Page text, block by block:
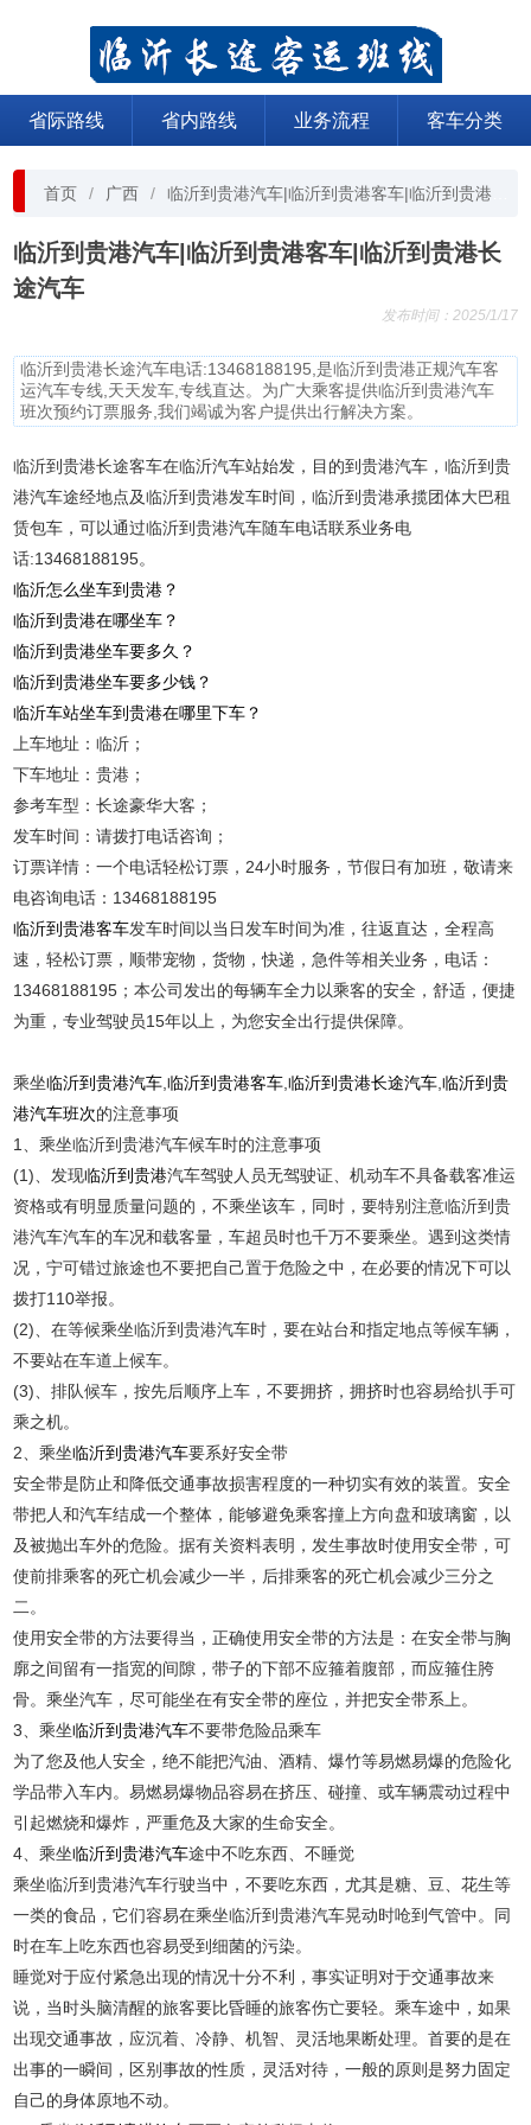
省际路线 省内路线 业务流程 客车分类
首页 广西 临沂到贵港汽车|临沂到贵港客车|临沂到贵港长途汽车
临沂到贵港汽车|临沂到贵港客车|临沂到贵港长
途汽车
发布时间：2025/1/17
临沂到贵港长途汽车电话:13468188195,是临沂到贵港正规汽车客
运汽车专线,天天发车,专线直达。为广大乘客提供临沂到贵港汽车
班次预约订票服务,我们竭诚为客户提供出行解决方案。
临沂到贵港长途客车在临沂汽车站始发，目的到贵港汽车，临沂到贵
港汽车途经地点及临沂到贵港发车时间，临沂到贵港承揽团体大巴租
赁包车，可以通过临沂到贵港汽车随车电话联系业务电
话:13468188195。
临沂怎么坐车到贵港？
临沂到贵港在哪坐车？
临沂到贵港坐车要多久？
临沂到贵港坐车要多少钱？
临沂车站坐车到贵港在哪里下车？
上车地址：临沂；
下车地址：贵港；
参考车型：长途豪华大客；
发车时间：请拨打电话咨询；
订票详情：一个电话轻松订票，24小时服务，节假日有加班，敬请来
电咨询电话：13468188195
临沂到贵港客车发车时间以当日发车时间为准，往返直达，全程高
速，轻松订票，顺带宠物，货物，快递，急件等相关业务，电话：
13468188195；本公司发出的每辆车全力以乘客的安全，舒适，便捷
为重，专业驾驶员15年以上，为您安全出行提供保障。
乘坐临沂到贵港汽车 ,临沂到贵港客车 ,临沂到贵港长途汽车 ,临沂到贵
港汽车班次的注意事项
1、乘坐临沂到贵港汽车候车时的注意事项
(1)、发现临沂到贵港汽车驾驶人员无驾驶证、机动车不具备载客准运
资格或有明显质量问题的，不乘坐该车，同时，要特别注意临沂到贵
港汽车汽车的车况和载客量，车超员时也千万不要乘坐。遇到这类情
况，宁可错过旅途也不要把自己置于危险之中，在必要的情况下可以
拨打110举报。
(2)、在等候乘坐临沂到贵港汽车时，要在站台和指定地点等候车辆，
不要站在车道上候车。
(3)、排队候车，按先后顺序上车，不要拥挤，拥挤时也容易给扒手可
乘之机。
2、乘坐临沂到贵港汽车要系好安全带
安全带是防止和降低交通事故损害程度的一种切实有效的装置。安全
带把人和汽车结成一个整体，能够避免乘客撞上方向盘和玻璃窗，以
及被抛出车外的危险。据有关资料表明，发生事故时使用安全带，可
使前排乘客的死亡机会减少一半，后排乘客的死亡机会减少三分之
二。
使用安全带的方法要得当，正确使用安全带的方法是：在安全带与胸
廓之间留有一指宽的间隙，带子的下部不应箍着腹部，而应箍住胯
骨。乘坐汽车，尽可能坐在有安全带的座位，并把安全带系上。
3、乘坐临沂到贵港汽车不要带危险品乘车
为了您及他人安全，绝不能把汽油、酒精、爆竹等易燃易爆的危险化
学品带入车内。易燃易爆物品容易在挤压、碰撞、或车辆震动过程中
引起燃烧和爆炸，严重危及大家的生命安全。
4、乘坐临沂到贵港汽车途中不吃东西、不睡觉
乘坐临沂到贵港汽车行驶当中，不要吃东西，尤其是糖、豆、花生等
一类的食品，它们容易在乘坐临沂到贵港汽车晃动时呛到气管中。同
时在车上吃东西也容易受到细菌的污染。
睡觉对于应付紧急出现的情况十分不利，事实证明对于交通事故来
说，当时头脑清醒的旅客要比昏睡的旅客伤亡要轻。乘车途中，如果
出现交通事故，应沉着、冷静、机智、灵活地果断处理。首要的是在
出事的一瞬间，区别事故的性质，灵活对待，一般的原则是努力固定
自己的身体原地不动。